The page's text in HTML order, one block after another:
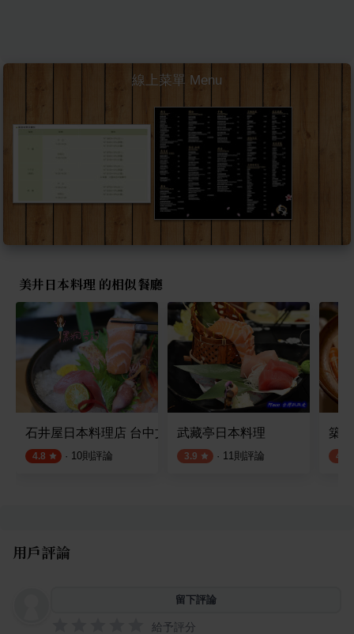
線上菜單 Menu
美井日本料理 的相似餐廳
石井屋日本料理店 台中文心店
4.8 · 10則評論
武藏亭日本料理
3.9 · 11 則評論
築地
4.0
用戶評論
留下評論
給予評分